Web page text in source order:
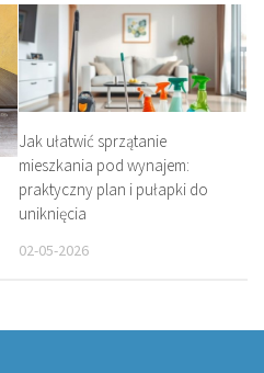
Jak ułatwić sprzątanie
mieszkania pod wynajem:
praktyczny plan i pułapki do
uniknięcia
02-05-2026